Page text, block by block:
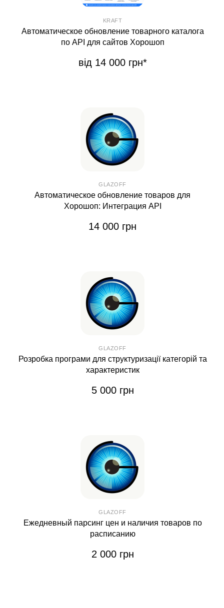
KRAFT
Автоматическое обновление товарного каталога
по API для сайтов Хорошоп
від 14 000 грн*
GLAZOFF
Автоматическое обновление товаров для
Хорошоп: Интеграция API
14 000 грн
GLAZOFF
Розробка програми для структуризації категорій та
характеристик
5 000 грн
GLAZOFF
Ежедневный парсинг цен и наличия товаров по
расписанию
2 000 грн